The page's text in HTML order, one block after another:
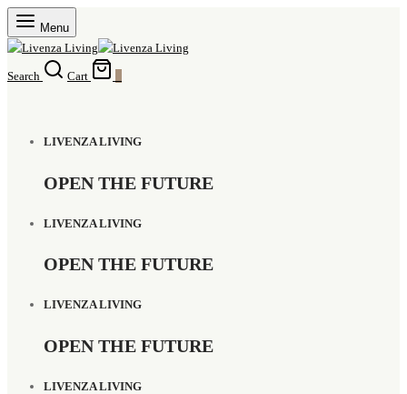
Menu
Search Cart
LIVENZA LIVING
OPEN THE FUTURE
LIVENZA LIVING
OPEN THE FUTURE
LIVENZA LIVING
OPEN THE FUTURE
LIVENZA LIVING